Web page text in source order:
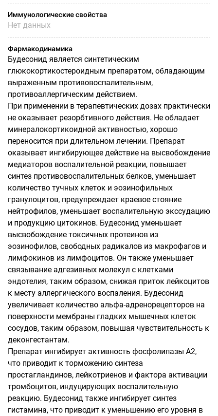
Иммунологические свойства
Нет данных
Фармакодинамика
Будесонид является синтетическим
глюкокортикостероидным препаратом, обладающим
выраженным противовоспалительным,
противоаллергическим действием.
При применении в терапевтических дозах практически
не оказывает резорбтивного действия. Не обладает
минералокортикоидной активностью, хорошо
переносится при длительном лечении. Препарат
оказывает ингибирующее действие на высвобождение
медиаторов воспалительной реакции, повышает
синтез противовоспалительных белков, уменьшает
количество тучных клеток и эозинофильных
гранулоцитов, предупреждает краевое стояние
нейтрофилов, уменьшает воспалительную экссудацию
и продукцию цитокинов. Будесонид уменьшает
высвобождение токсичных протеинов из
эозинофилов, свободных радикалов из макрофагов и
лимфокинов из лимфоцитов. Он также уменьшает
связывание адгезивных молекул с клетками
эндотелия, таким образом, снижая приток лейкоцитов
к месту аллергического воспаления. Будесонид
увеличивает количество альфа-адренорецепторов на
поверхности мембраны гладких мышечных клеток
сосудов, таким образом, повышая чувствительность к
деконгестантам.
Препарат ингибирует активность фосфолипазы А2,
что приводит к торможению синтеза
простагландинов, лейкотриенов и фактора активации
тромбоцитов, индуцирующих воспалительную
реакцию. Будесонид также ингибирует синтез
гистамина, что приводит к уменьшению его уровня в